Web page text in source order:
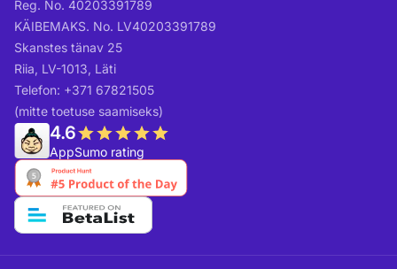
Reg. No. 40203391789
KÄIBEMAKS. No. LV40203391789
Skanstes tänav 25
Riia, LV-1013, Läti
Telefon: +371 67821505
(mitte toetuse saamiseks)
4.6
AppSumo rating